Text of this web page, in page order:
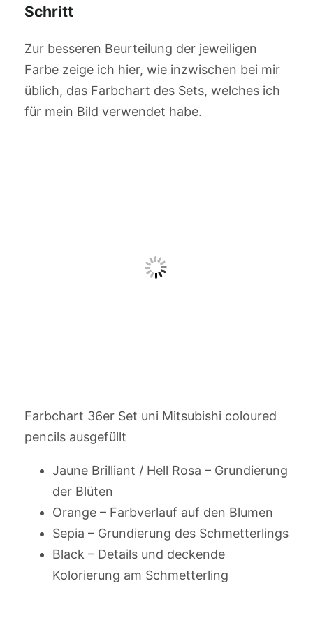
Schritt
Zur besseren Beurteilung der jeweiligen
Farbe zeige ich hier, wie inzwischen bei mir
üblich, das Farbchart des Sets, welches ich
für mein Bild verwendet habe.
Farbchart 36er Set uni Mitsubishi coloured
pencils ausgefüllt
Jaune Brilliant / Hell Rosa – Grundierung
der Blüten
Orange – Farbverlauf auf den Blumen
Sepia – Grundierung des Schmetterlings
Black – Details und deckende
Kolorierung am Schmetterling